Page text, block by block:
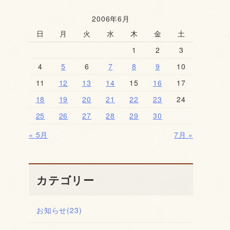
2006年6月
日
月 火 水 木 金
土
1
2
3
4
5 6 7 8 9
10
11
12 13 14 15 16
17
18
19 20 21 22 23
24
25
26 27 28 29
30
« 5月
7月 »
カテゴリー
お知らせ(23)